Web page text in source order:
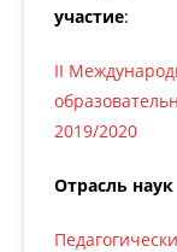
участие:
II
2019/2020
Отрасль наук